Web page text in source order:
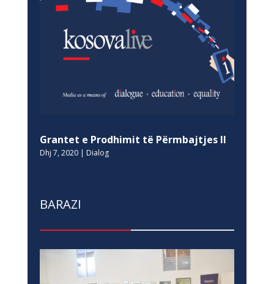
Grantet e Prodhimit të Përmbajtjes II
Dhj 7, 2020| Dialog
BARAZI